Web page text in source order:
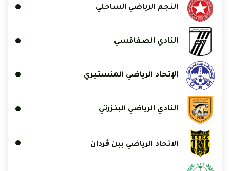
النجم الرياضي الساحلي
النادي الصفاقسي
الإتحاد الرياضي المنستيري
النادي الرياضي البنزرتي
الاتحاد الرياضي ببن ڨردان